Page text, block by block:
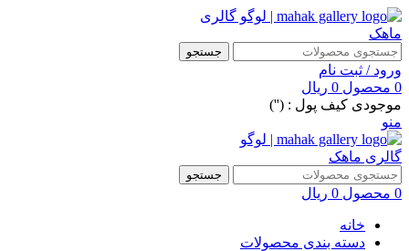
جستجو
ورود / ثبت نام
0 محصول 0 ریال
موجودی کیف پول : ('')
منو
جستجو
0 محصول 0 ریال
خانه
دسته بندی محصولات